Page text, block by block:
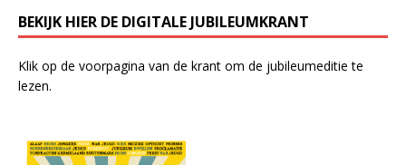
BEKIJK HIER DE DIGITALE JUBILEUMKRANT
Klik op de voorpagina van de krant om de jubileumeditie te
lezen.